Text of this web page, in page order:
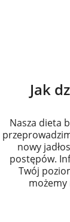
16. Fasola biała
17. Jogurt
18. Ser biały
19. Mleko 2%
20. Jajo kurze
Jak
Nasza dieta
nowy
postępów.
Twój
możemy